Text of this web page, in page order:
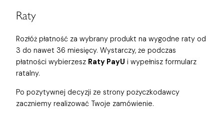
Raty
Rozłóż płatność za wybrany produkt na wygodne raty od
3 do nawet 36 miesięcy. Wystarczy, że podczas
płatności wybierzesz Raty PayU i wypełnisz formularz
ratalny.
Po pozytywnej decyzji ze strony pożyczkodawcy
zaczniemy realizować Twoje zamówienie.